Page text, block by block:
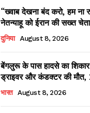
“ख्वाब देखना बंद करो, हम
नेतन्याहू को ईरान की सख्त
दुनिया August 8, 2026
बेंगलुरू के पास हादसे का
ड्राइवर और कंडक्टर की मौत,
भारत August 8, 2026